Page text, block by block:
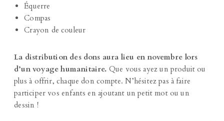
Équerre
Compas
Crayon de couleur
La distribution des dons aura lieu en novembre lors
d’un voyage humanitaire. Que vous ayez un produit ou
plus à offrir, chaque don compte. N’hésitez pas à faire
participer vos enfants en ajoutant un petit mot ou un
dessin !